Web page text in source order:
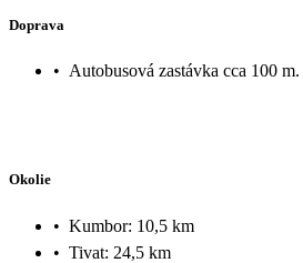
Doprava
• Autobusová zastávka cca 100 m.
Okolie
• Kumbor: 10,5 km
• Tivat: 24,5 km